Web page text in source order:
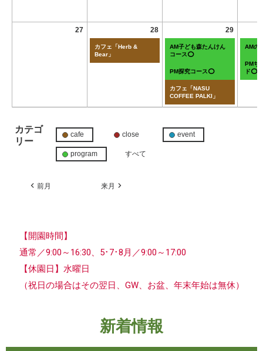
27 28
カフェ「Herb &
Bear」
29
AM子ども森たんけん
コース⭕
PM探究コース⭕
カフェ「NASU
COFFEE PALKI」
AMの
PMち
ド⭕
カテゴ
リー
cafe close event
program すべて
前月 来月
【開園時間】
通常／9:00～16:30、5･7･8月／9:00～17:00
【休園日】水曜日
（祝日の場合はその翌日、GW、お盆、年末年始は無休）
新着情報